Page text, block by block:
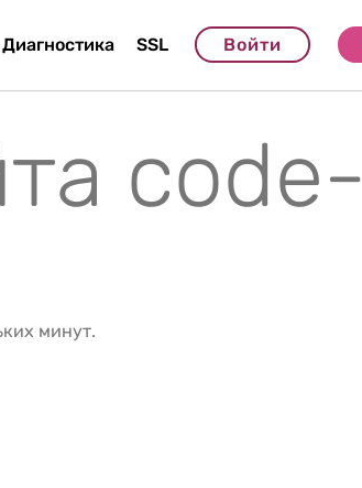
Диагностика SSL Войти
code-
минут.